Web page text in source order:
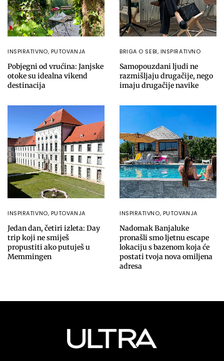
INSPIRATIVNO, PUTOVANJA
Pobjegni od vrućina: Janjske
otoke su idealna vikend
destinacija
BRIGA O SEBI, INSPIRATIVNO
Samopouzdani ljudi ne
razmišljaju drugačije, nego
imaju drugačije navike
INSPIRATIVNO, PUTOVANJA
Jedan dan, četiri izleta: Day
trip koji ne smiješ
propustiti ako putuješ u
Memmingen
INSPIRATIVNO, PUTOVANJA
Nadomak Banjaluke
pronašli smo ljetnu escape
lokaciju s bazenom koja će
postati tvoja nova omiljena
adresa